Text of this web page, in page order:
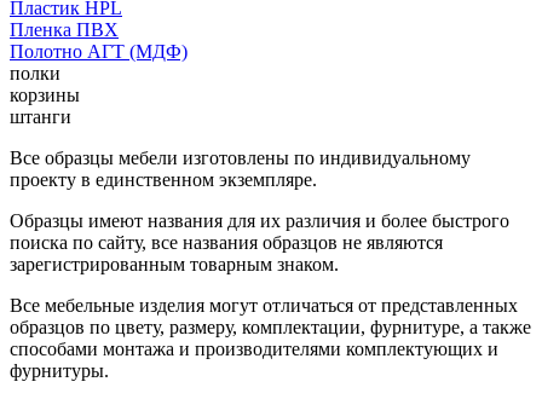
Пластик HPL
Пленка ПВХ
Полотно АГТ (МДФ)
полки
корзины
штанги
Все образцы мебели изготовлены по индивидуальному
проекту в единственном экземпляре.
Образцы имеют названия для их различия и более быстрого
поиска по сайту, все названия образцов не являются
зарегистрированным товарным знаком.
Все мебельные изделия могут отличаться от представленных
образцов по цвету, размеру, комплектации, фурнитуре, а также
способами монтажа и производителями комплектующих и
фурнитуры.